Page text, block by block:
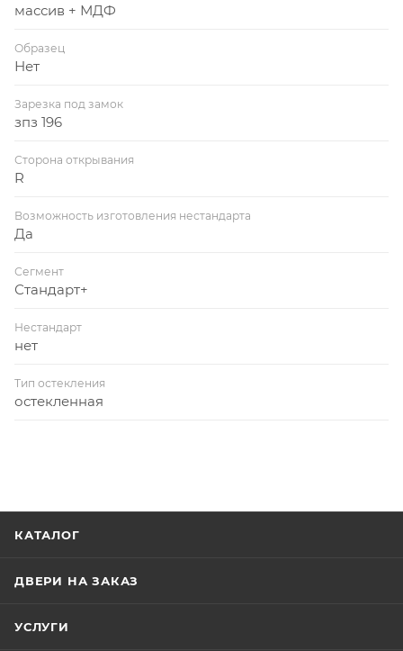
массив + МДФ
Образец
Нет
Зарезка под замок
зпз 196
Сторона открывания
R
Возможность изготовления нестандарта
Да
Сегмент
Стандарт+
Нестандарт
нет
Тип остекления
остекленная
КАТАЛОГ
ДВЕРИ НА ЗАКАЗ
УСЛУГИ